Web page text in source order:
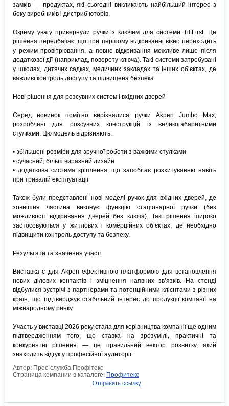
замків — продуктах, які сьогодні викликають найбільший інтерес з
боку виробників і дистриб’юторів.
Окрему увагу привернули ручки з ключем для системи TiltFirst. Це
рішення передбачає, що при першому відкриванні вікно переходить
у режим провітрювання, а повне відкривання можливе лише після
додаткової дії (наприклад, повороту ключа). Такі системи затребувані
у школах, дитячих садках, медичних закладах та інших об’єктах, де
важливі контроль доступу та підвищена безпека.
Нові рішення для розсувних систем і вхідних дверей
Серед новинок помітно вирізнялися ручки Akpen Jumbo Max,
розроблені для розсувних конструкцій із великогабаритними
стулками. Цю модель відрізняють:
• збільшені розміри для зручної роботи з важкими стулками
• сучасний, більш виразний дизайн
• додаткова система кріплення, що запобігає розхитуванню навіть
при тривалій експлуатації
Також були представлені нові моделі ручок для вхідних дверей, де
зовнішня частина виконує функцію стаціонарної ручки (без
можливості відкривання дверей без ключа). Такі рішення широко
застосовуються у житлових і комерційних об’єктах, де необхідно
підвищити контроль доступу та безпеку.
Результати та значення участі
Виставка є для Akpen ефективною платформою для встановлення
нових ділових контактів і зміцнення наявних зв’язків. На стенді
відбулися зустрічі з партнерами та потенційними клієнтами з різних
країн, що підтверджує стабільний інтерес до продукції компанії на
міжнародному ринку.
Участь у виставці 2026 року стала для керівництва компанії ще одним
підтвердженням того, що ставка на зрозумілі, практичні та
конкурентні рішення — це правильний вектор розвитку, який
знаходить відгук у професійної аудиторії.
Автор: Прес-служба Профітекс
Страница компании в каталоге: Профитекс
Отправить ссылку